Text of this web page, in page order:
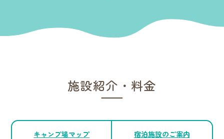
施設紹介・料金
キャンプ場マップ 宿泊施設のご案内